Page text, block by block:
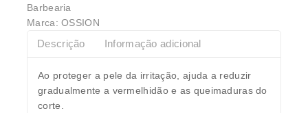
Barbearia
Marca:OSSION
Descrição Informação adicional
Ao proteger a pele da irritação, ajuda a reduzir
gradualmente a vermelhidão e as queimaduras do
corte.